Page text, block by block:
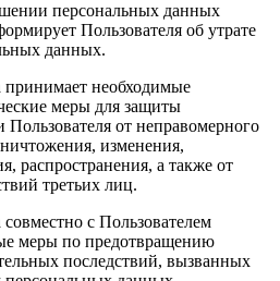
персональных данных
Пользователя об утрате
данных.
необходимые
меры для защиты
от неправомерного
изменения,
распространения, а также от
третьих лиц.
с Пользователем
меры по предотвращению
последствий, вызванных